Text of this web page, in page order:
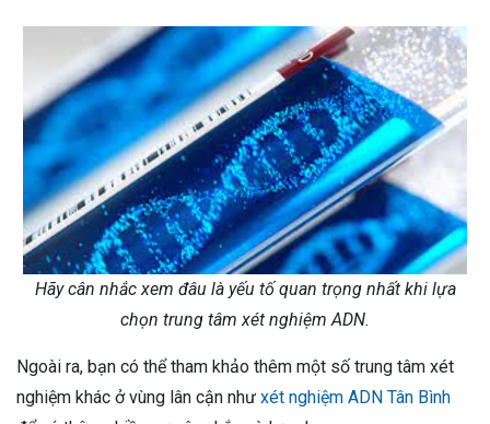
Hãy cân nhắc xem đâu là yếu tố quan trọng nhất khi lựa
chọn trung tâm xét nghiệm ADN.
Ngoài ra, bạn có thể tham khảo thêm một số trung tâm xét
nghiệm khác ở vùng lân cận như xét nghiệm ADN Tân Bình